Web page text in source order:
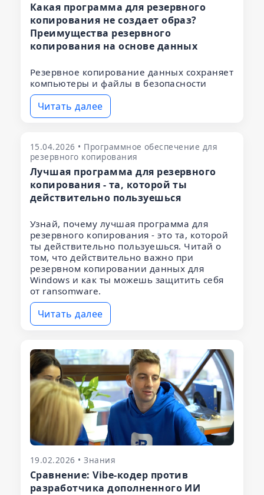
Какая программа для резервного
копирования не создает образ?
Преимущества резервного
копирования на основе данных
Резервное копирование данных сохраняет
компьютеры и файлы в безопасности
Читать далее
15.04.2026 • Программное обеспечение для
резервного копирования
Лучшая программа для резервного
копирования - та, которой ты
действительно пользуешься
Узнай, почему лучшая программа для
резервного копирования - это та, которой
ты действительно пользуешься. Читай о
том, что действительно важно при
резервном копировании данных для
Windows и как ты можешь защитить себя
от ransomware.
Читать далее
19.02.2026 • Знания
Сравнение: Vibe-кодер против
разработчика дополненного ИИ